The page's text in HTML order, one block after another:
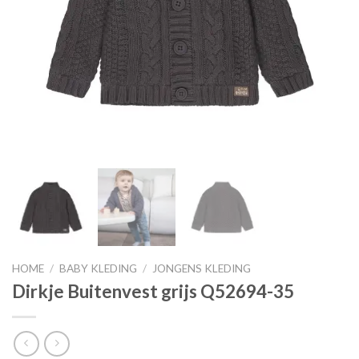
HOME / BABY KLEDING / JONGENS KLEDING
Dirkje Buitenvest grijs Q52694-35